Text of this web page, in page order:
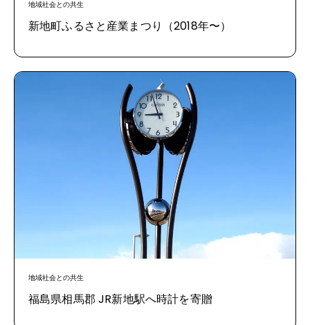
地域社会との共生
新地町ふるさと産業まつり（2018年〜）
地域社会との共生
福島県相馬郡 JR新地駅へ時計を寄贈